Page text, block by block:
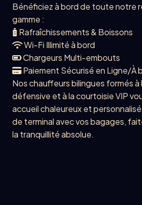
Bénéficiez à bord de toute notre
gamme :
Rafraîchissements & Boissons
Wi-Fi Illimité à bord
Chargeurs Multi-embouts
Paiement Sécurisé en Ligne/À
Nos chauffeurs bilingues formés
défensive et à la courtoisie VIP
accueil chaleureux et
de terminal avec vos bagages,
la tranquillité absolue.